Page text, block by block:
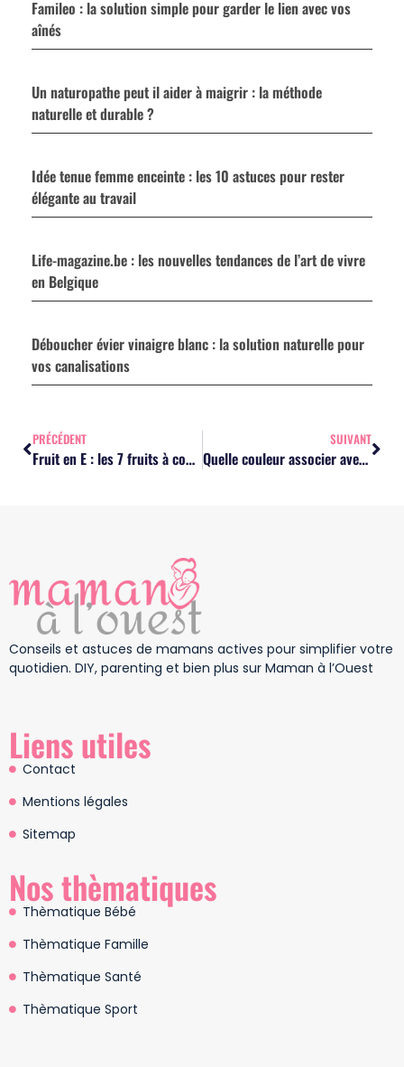
Famileo : la solution simple pour garder le lien avec vos
aînés
Un naturopathe peut il aider à maigrir : la méthode
naturelle et durable ?
Idée tenue femme enceinte : les 10 astuces pour rester
élégante au travail
Life-magazine.be : les nouvelles tendances de l’art de vivre
en Belgique
Déboucher évier vinaigre blanc : la solution naturelle pour
vos canalisations
PRÉCÉDENT
Fruit en E : les 7 fruits à connaître pour le Petit Bac
SUIVANT
Quelle couleur associer avec du vert : les meilleures idées pour la femme ?
Conseils et astuces de mamans actives pour simplifier votre
quotidien. DIY, parenting et bien plus sur Maman à l’Ouest
Liens utiles
Contact
Mentions légales
Sitemap
Nos thèmatiques
Thèmatique Bébé
Thèmatique Famille
Thèmatique Santé
Thèmatique Sport